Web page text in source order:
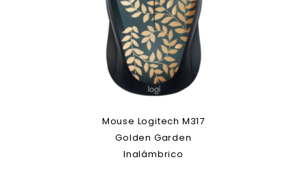
Mouse Logitech M317
Golden Garden
Inalámbrico